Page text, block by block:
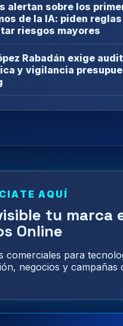
alertan sobre los
de la IA: piden
riesgos mayores
Rabadán exige
y vigilancia
AQUÍ
tu marca
Online
comerciales para
negocios y campañas